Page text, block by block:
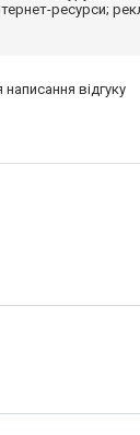
ресурси;
написання відгуку